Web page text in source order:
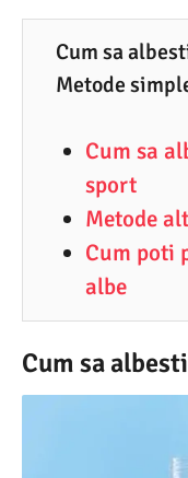
0
Cum sa
Metode
Cum sa
sport
Metode
Cum poti
albe
Cum sa